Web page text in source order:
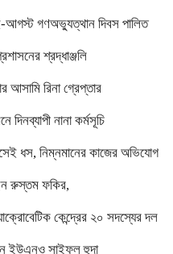
আগস্ট গণঅভ্যুত্থান দিবস পালিত
শ্রদ্ধাঞ্জলি
আসামি রিনা গ্রেপ্তার
নানা কর্মসূচি
ধস, নিম্নমানের কাজের অভিযোগ
রুস্তম ফকির,
কেন্দ্রের ২০ সদস্যের দল
ইউএনও সাইফুল হুদা